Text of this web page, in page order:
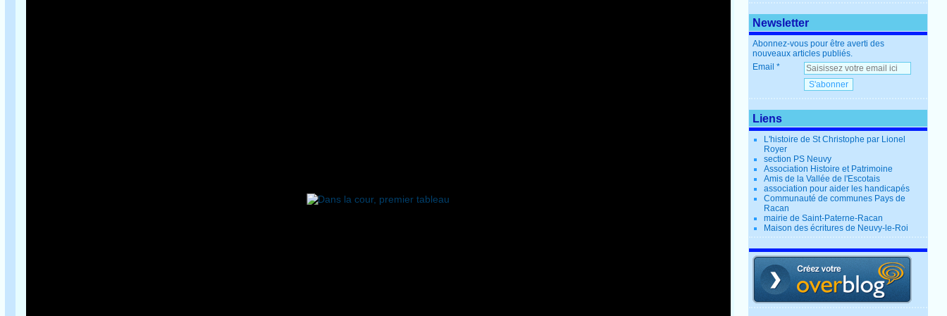
Newsletter
Abonnez-vous pour être averti des
nouveaux articles publiés.
Email
Liens
L'histoire de St Christophe par Lionel
Royer
section PS Neuvy
Association Histoire et Patrimoine
Amis de la Vallée de l'Escotais
association pour aider les handicapés
Communauté de communes Pays de
Racan
mairie de Saint-Paterne-Racan
Maison des écritures de Neuvy-le-Roi